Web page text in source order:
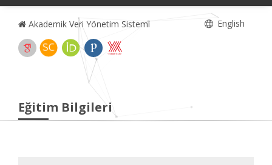
Akademik Veri Yönetim Sistemi English
Eğitim Bilgileri